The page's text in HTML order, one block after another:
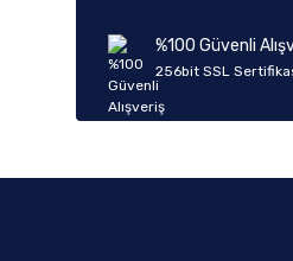
%100 Güvenli
256bit SSL